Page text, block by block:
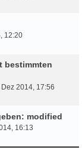
12:20
bestimmten
Dez 2014, 17:56
modified
16:13